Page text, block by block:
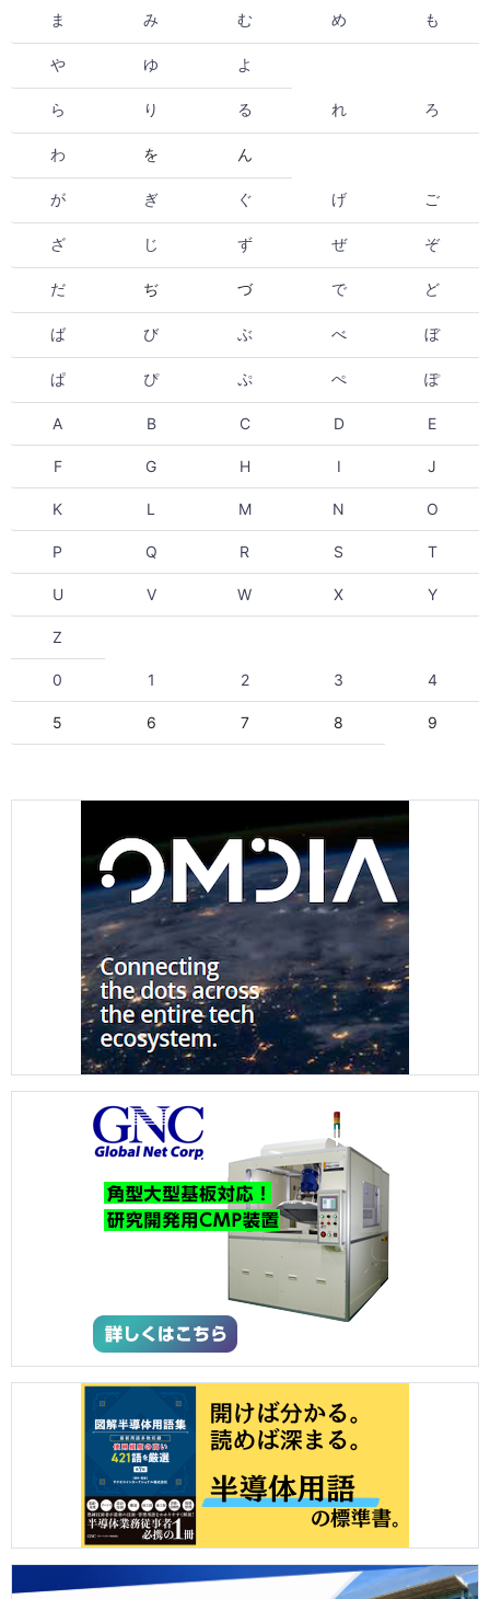
ま み む め も
や ゆ よ
ら り る れ ろ
わ を ん
が ぎ ぐ げ ご
ざ じ ず ぜ ぞ
だ ぢ づ で ど
ば び ぶ べ ぼ
ぱ ぴ ぷ ぺ ぽ
A B C D E
F G H I J
K L M N O
P Q R S T
U V W X Y
Z
0 1 2 3 4
5 6 7 8 9